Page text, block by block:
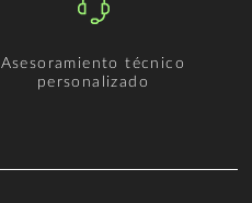
Asesoramiento técnico
personalizado